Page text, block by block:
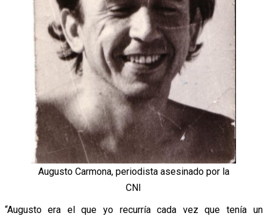
Augusto Carmona, periodista asesinado por la
CNI
“Augusto era el que yo recurría cada vez que tenía un